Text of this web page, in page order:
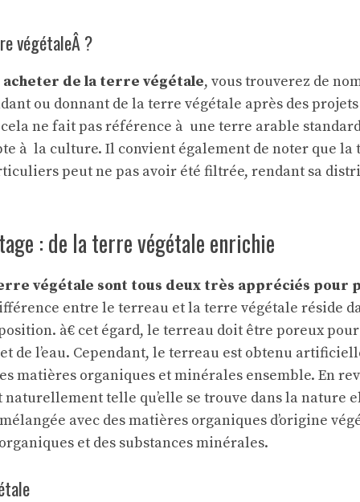
végétaleÂ ?
acheter de la terre végétale, vous trouverez de
ou donnant de la terre végétale après des
ne fait pas référence à une terre arable
à la culture. Il convient également de noter que la
peut ne pas avoir été filtrée, rendant sa
: de la terre végétale enrichie
végétale sont tous deux très appréciés pour
entre le terreau et la terre végétale réside
à€ cet égard, le terreau doit être poreux
de l’eau. Cependant, le terreau est obtenu
matières organiques et minérales ensemble. En
telle qu’elle se trouve dans la nature
avec des matières organiques d’origine
et des substances minérales.